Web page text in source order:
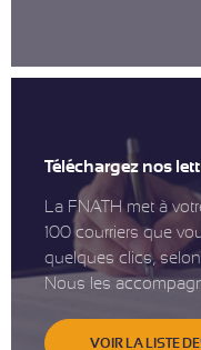
Téléchargez nos
La FNATH met à
100 courriers que
quelques clics,
Nous les
VOIR LA LISTE